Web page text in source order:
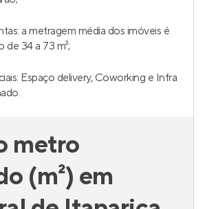
a metragem média dos imóveis é
de 34 a 73 m²;
Espaço delivery, Coworking e Infra
metro
(m²) em